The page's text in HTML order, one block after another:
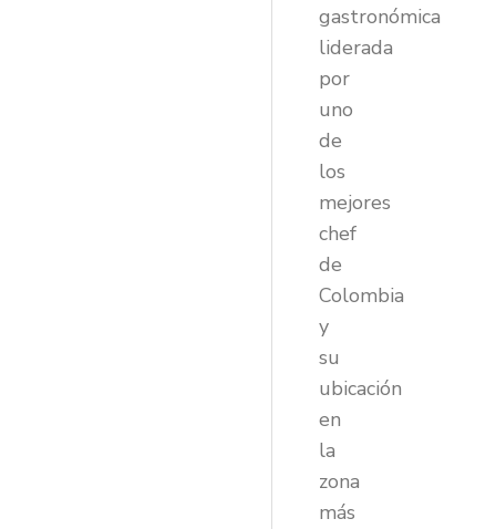
gastronómica
liderada
por
uno
de
los
mejores
chef
de
Colombia
y
su
ubicación
en
la
zona
más